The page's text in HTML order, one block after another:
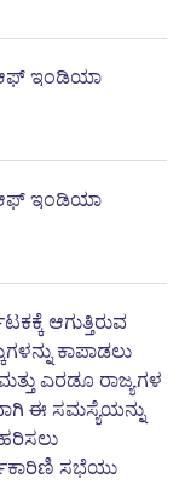
ಇಂಡಿಯಾ
ಇಂಡಿಯಾ
ಆಗುತ್ತಿರುವ
ಕಾಪಾಡಲು
ಎರಡೂ ರಾಜ್ಯಗಳ
ಈ ಸಮಸ್ಯೆಯನ್ನು
ಸಭೆಯು